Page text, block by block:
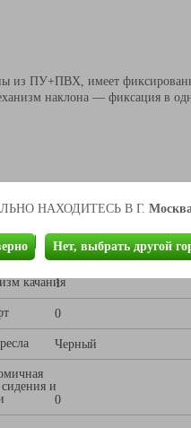
НАХОДИТЕСЬ В Г. Москва
Нет, выбрать другой
из ПУ+ПВХ, имеет
наклона — фиксация в
1
0
качания
1
0
Черный
и
0